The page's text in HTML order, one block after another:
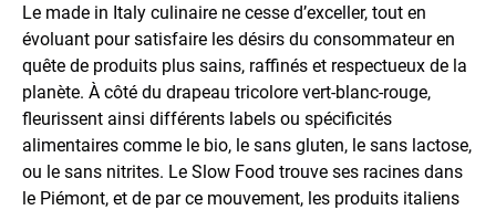
Le made in Italy culinaire ne cesse d’exceller, tout en
évoluant pour satisfaire les désirs du consommateur en
quête de produits plus sains, raffinés et respectueux de la
planète. À côté du drapeau tricolore vert-blanc-rouge,
fleurissent ainsi différents labels ou spécificités
alimentaires comme le bio, le sans gluten, le sans lactose,
ou le sans nitrites. Le Slow Food trouve ses racines dans
le Piémont, et de par ce mouvement, les produits italiens